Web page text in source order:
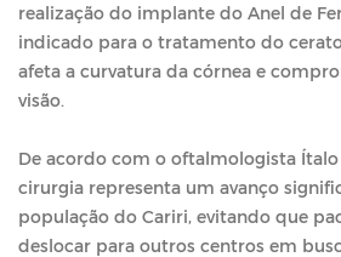
realização do implante do Anel de
indicado para o tratamento do
afeta a curvatura da córnea e
visão.
De acordo com o oftalmologista Ítalo
cirurgia representa um avanço
população do Cariri, evitando que
deslocar para outros centros em